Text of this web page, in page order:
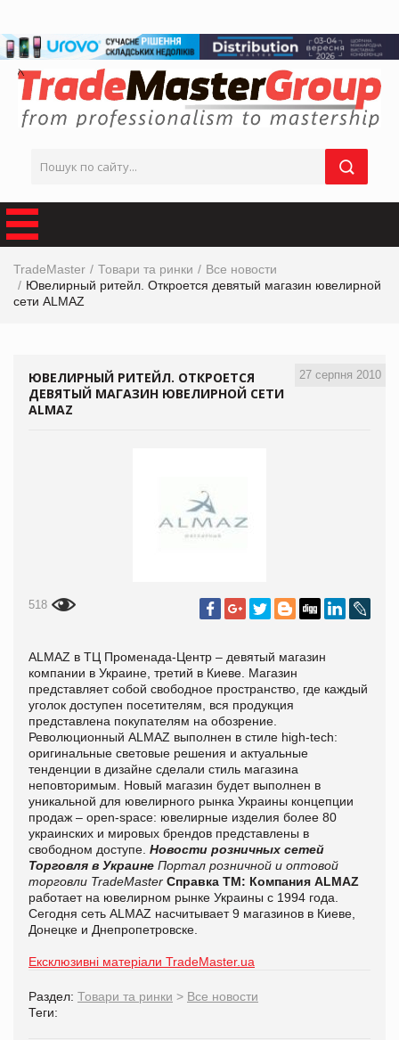
TradeMaster Товари та ринки
Все новости
Ювелирный ритейл. Откроется девятый магазин ювелирной
сети ALMAZ
27 серпня 2010
ЮВЕЛИРНЫЙ РИТЕЙЛ. ОТКРОЕТСЯ
ДЕВЯТЫЙ МАГАЗИН ЮВЕЛИРНОЙ СЕТИ
ALMAZ
518
ALMAZ в ТЦ Променада-Центр – девятый магазин
компании в Украине, третий в Киеве. Магазин
представляет собой свободное пространство, где каждый
уголок доступен посетителям, вся продукция
представлена покупателям на обозрение.
Революционный ALMAZ выполнен в стиле high-tech:
оригинальные световые решения и актуальные
тенденции в дизайне сделали стиль магазина
неповторимым. Новый магазин будет выполнен в
уникальной для ювелирного рынка Украины концепции
продаж – open-space: ювелирные изделия более 80
украинских и мировых брендов представлены в
свободном доступе. Новости розничных сетей
Торговля в Украине Портал розничной и оптовой
торговли TradeMaster Справка ТМ: Компания ALMAZ
работает на ювелирном рынке Украины с 1994 года.
Сегодня сеть ALMAZ насчитывает 9 магазинов в Киеве,
Донецке и Днепропетровске.
Ексклюзивні матеріали TradeMaster.ua
Раздел: Товари та ринки > Все новости
Теги: